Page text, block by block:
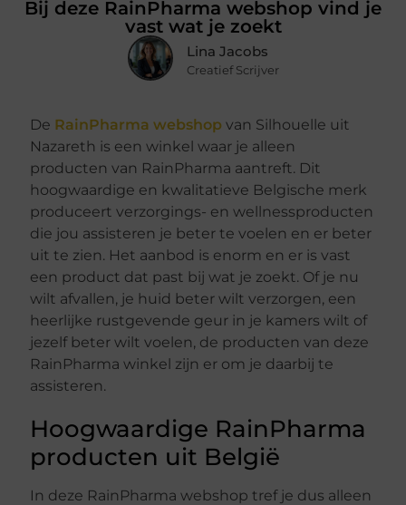
Bij deze RainPharma webshop vind je
vast wat je zoekt
Lina Jacobs
Creatief Scrijver
De RainPharma webshop van Silhouelle uit
Nazareth is een winkel waar je alleen
producten van RainPharma aantreft. Dit
hoogwaardige en kwalitatieve Belgische merk
produceert verzorgings- en wellnessproducten
die jou assisteren je beter te voelen en er beter
uit te zien. Het aanbod is enorm en er is vast
een product dat past bij wat je zoekt. Of je nu
wilt afvallen, je huid beter wilt verzorgen, een
heerlijke rustgevende geur in je kamers wilt of
jezelf beter wilt voelen, de producten van deze
RainPharma winkel zijn er om je daarbij te
assisteren.
Hoogwaardige RainPharma
producten uit België
In deze RainPharma webshop tref je dus alleen